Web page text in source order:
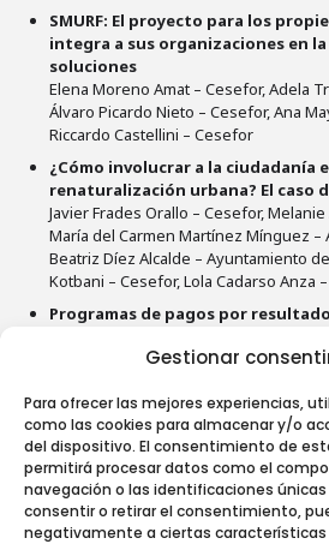
Gestionar
Para ofrecer las mejores experiencias,
como las cookies para almacenar y/o
del dispositivo. El consentimiento de
permitirá procesar datos como el
navegación o las identificaciones
consentir o retirar el consentimiento,
negativamente a ciertas características
SMURF: El proyecto para los
integra a sus organizaciones en
soluciones
Elena Moreno Amat – Cesefor, Adela
Álvaro Picardo Nieto – Cesefor, Ana
Riccardo Castellini – Cesefor
¿Cómo involucrar a la ciudadanía
renaturalización urbana? El caso
Javier Frades Orallo – Cesefor,
María del Carmen Martínez Mínguez
Beatriz Díez Alcalde – Ayuntamiento
Kotbani – Cesefor, Lola Cadarso Anza
Programas de pagos por
preferencias de los ganaderos
Elsa Varela – Consejo Superior de
Instituto de Políticas y Bienes
Universidad de Zaragoza, Mario
Investigaciones Científicas. Instituto
Marinas
25 años de recorrido del sector